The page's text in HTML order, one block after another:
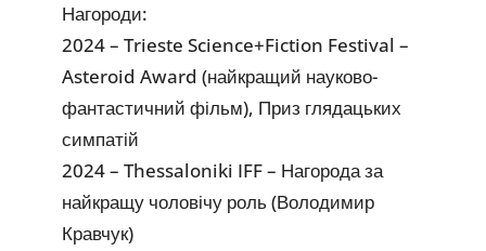
Нагороди:
2024 – Trieste Science+Fiction Festival –
Asteroid Award (найкращий науково-
фантастичний фільм), Приз глядацьких
симпатій
2024 – Thessaloniki IFF – Нагорода за
найкращу чоловічу роль (Володимир
Кравчук)